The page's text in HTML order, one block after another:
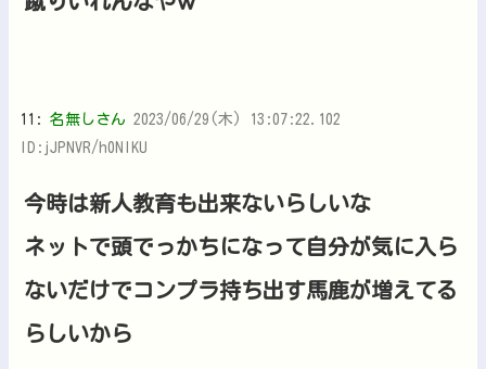
11: 名無しさん 2023/06/29(木) 13:07:22.102
ID:jJPNVR/h0NIKU
今時は新人教育も出来ないらしいな
ネットで頭でっかちになって自分が気に入ら
ないだけでコンプラ持ち出す馬鹿が増えてる
らしいから